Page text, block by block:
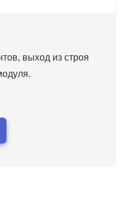
выход из строя